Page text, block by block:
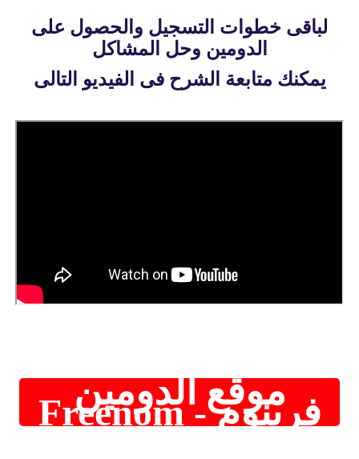
لباقى خطوات التسجيل والحصول على
الدومين وحل المشاكل
يمكنك متابعة الشرح فى الفيديو التالى
موقع الدومين
فرينوم - Freenom